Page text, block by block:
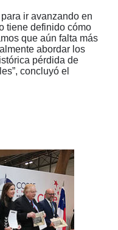
ir avanzando en
tiene definido cómo
que aún falta más
abordar los
pérdida de
concluyó el